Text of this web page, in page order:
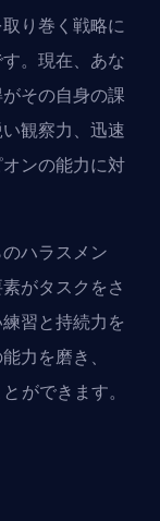
り巻く戦略に
。現在、あな
その自身の課
観察力、迅速
ンの能力に対
ハラスメン
がタスクをさ
習と持続力を
力を磨き、
ができます。